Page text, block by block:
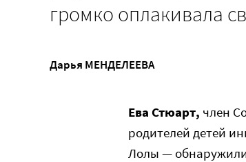
громко оплакивала
Дарья МЕНДЕЛЕЕВА
Ева Стюарт, член
родителей детей
Лолы —